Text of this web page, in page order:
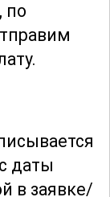
на
по
с даты
в заявке/